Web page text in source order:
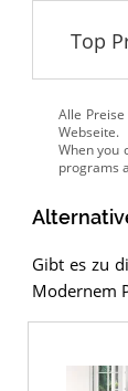
Top
Alle
Webseite.
Gibt es zu
Modernem